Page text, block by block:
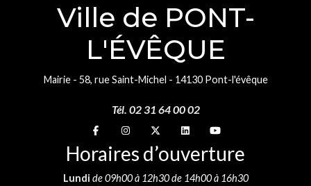
Ville de PONT-
L'ÉVÊQUE
Mairie - 58, rue Saint-Michel - 14130 Pont-l'évêque
Tél. 02 31 64 00 02
Suivez-nous sur
Suivez-nous sur
Suivez-nous sur
Suivez-nous sur
Suivez-nous sur
Horaires d’ouverture
Lundi de 09h00 à 12h30 de 14h00 à 16h30